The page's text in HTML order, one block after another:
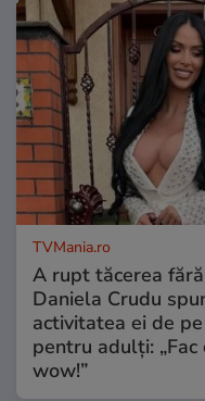
TVMania.ro
A rupt tăcerea
Daniela Crudu
activitatea ei de
pentru adulți: „Fac
wow!”